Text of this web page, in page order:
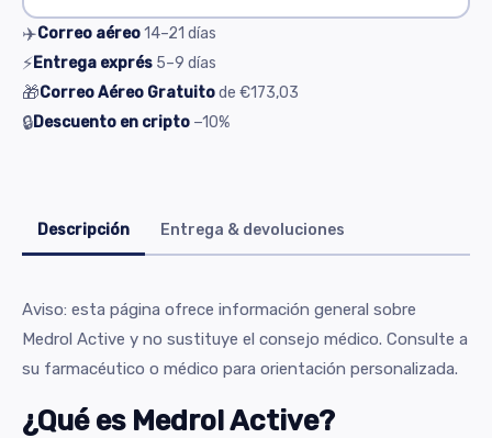
✈️Correo aéreo14–21 días
⚡Entrega exprés 5–9 días
🎁Correo Aéreo Gratuitode €173,03
🔒Descuento en cripto −10%
Descripción Entrega & devoluciones
Aviso: esta página ofrece información general sobre
Medrol Active y no sustituye el consejo médico. Consulte a
su farmacéutico o médico para orientación personalizada.
¿Qué es Medrol Active?